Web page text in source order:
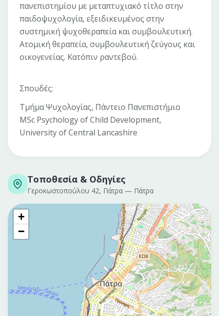
πανεπιστημίου με μεταπτυχιακό τίτλο στην
παιδοψυχολογία, εξειδικευμένος στην
συστημική ψυχοθεραπεία και συμβουλευτική.
Ατομική θεραπεία, συμβουλευτική ζεύγους και
οικογενείας. Κατόπιν ραντεβού.
Σπουδές:
Τμήμα Ψυχολογίας, Πάντειο Πανεπιστήμιο
MSc Psychology of Child Development,
University of Central Lancashire
Τοποθεσία & Οδηγίες
Γεροκωστοπούλου 42, Πάτρα — Πάτρα
+
−